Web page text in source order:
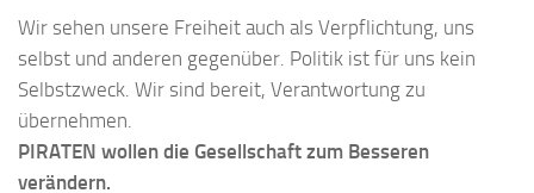
Wir sehen unsere Freiheit auch als Verpflichtung, uns
selbst und anderen gegenüber. Politik ist für uns kein
Selbstzweck. Wir sind bereit, Verantwortung zu
übernehmen.
PIRATEN wollen die Gesellschaft zum Besseren
verändern.